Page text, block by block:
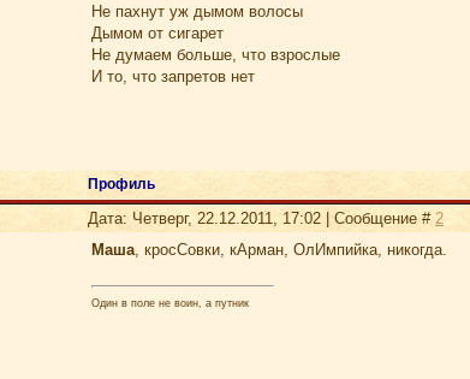
Не пахнут уж дымом волосы
Дымом от сигарет
Не думаем больше, что взрослые
И то, что запретов нет
Профиль
Дата: Четверг, 22.12.2011, 17:02 | Сообщение # 2
Маша, кросСовки, кАрман, ОлИмпийка, никогда.
Один в поле не воин, а путник